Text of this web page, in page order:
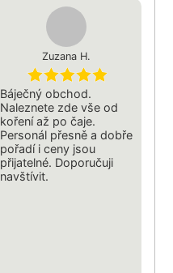
Zuzana H.
Báječný obchod.
Naleznete zde vše od
koření až po čaje.
Personál přesně a dobře
pořadí i ceny jsou
přijatelné. Doporučuji
navštívit.